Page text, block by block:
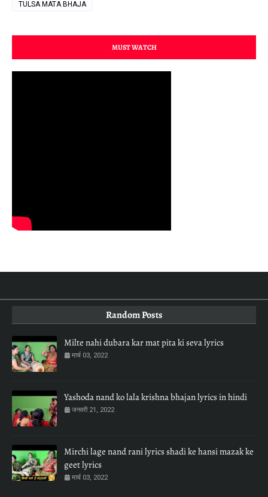
TULSA MATA BHAJA
MUST WATCH
Random Posts
Milte nahi dubara kar mat pita ki seva lyrics
मार्च 03, 2022
Yashoda nand ko lala krishna bhajan lyrics in hindi
जनवरी 21, 2022
Mirchi lage nand rani lyrics shadi ke hansi mazak ke
geet lyrics
मार्च 03, 2022